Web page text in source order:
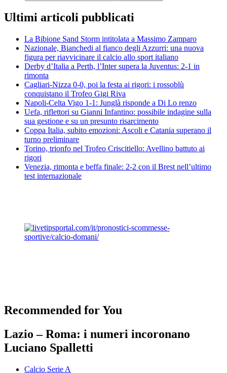
Ultimi articoli pubblicati
La Bibione Sand Storm intitolata a Massimo Zamparo
Nazionale, Bianchedi al fianco degli Azzurri: una nuova
figura per riavvicinare il calcio allo sport italiano
Derby d’Italia a Perth, l’Inter supera la Juventus: 2-1 in
rimonta
Cagliari-Nizza 0-0, poi la festa ai rigori: i rossoblù
conquistano il Trofeo Gigi Riva
Napoli-Celta Vigo 1-1: Junglà risponde a Di Lo renzo
Uefa, riflettori su Gianni Infantino: possibile indagine sulla
sua gestione e su un presunto risarcimento
Coppa Italia, subito emozioni: Ascoli e Catania superano il
turno preliminare
Torino, trionfo nel Trofeo Criscitiello: Avellino battuto ai
rigori
Venezia, rimonta e beffa finale: 2-2 con il Brest nell’ultimo
test internazionale
Recommended for You
Lazio – Roma: i numeri incoronano
Luciano Spalletti
Calcio Serie A